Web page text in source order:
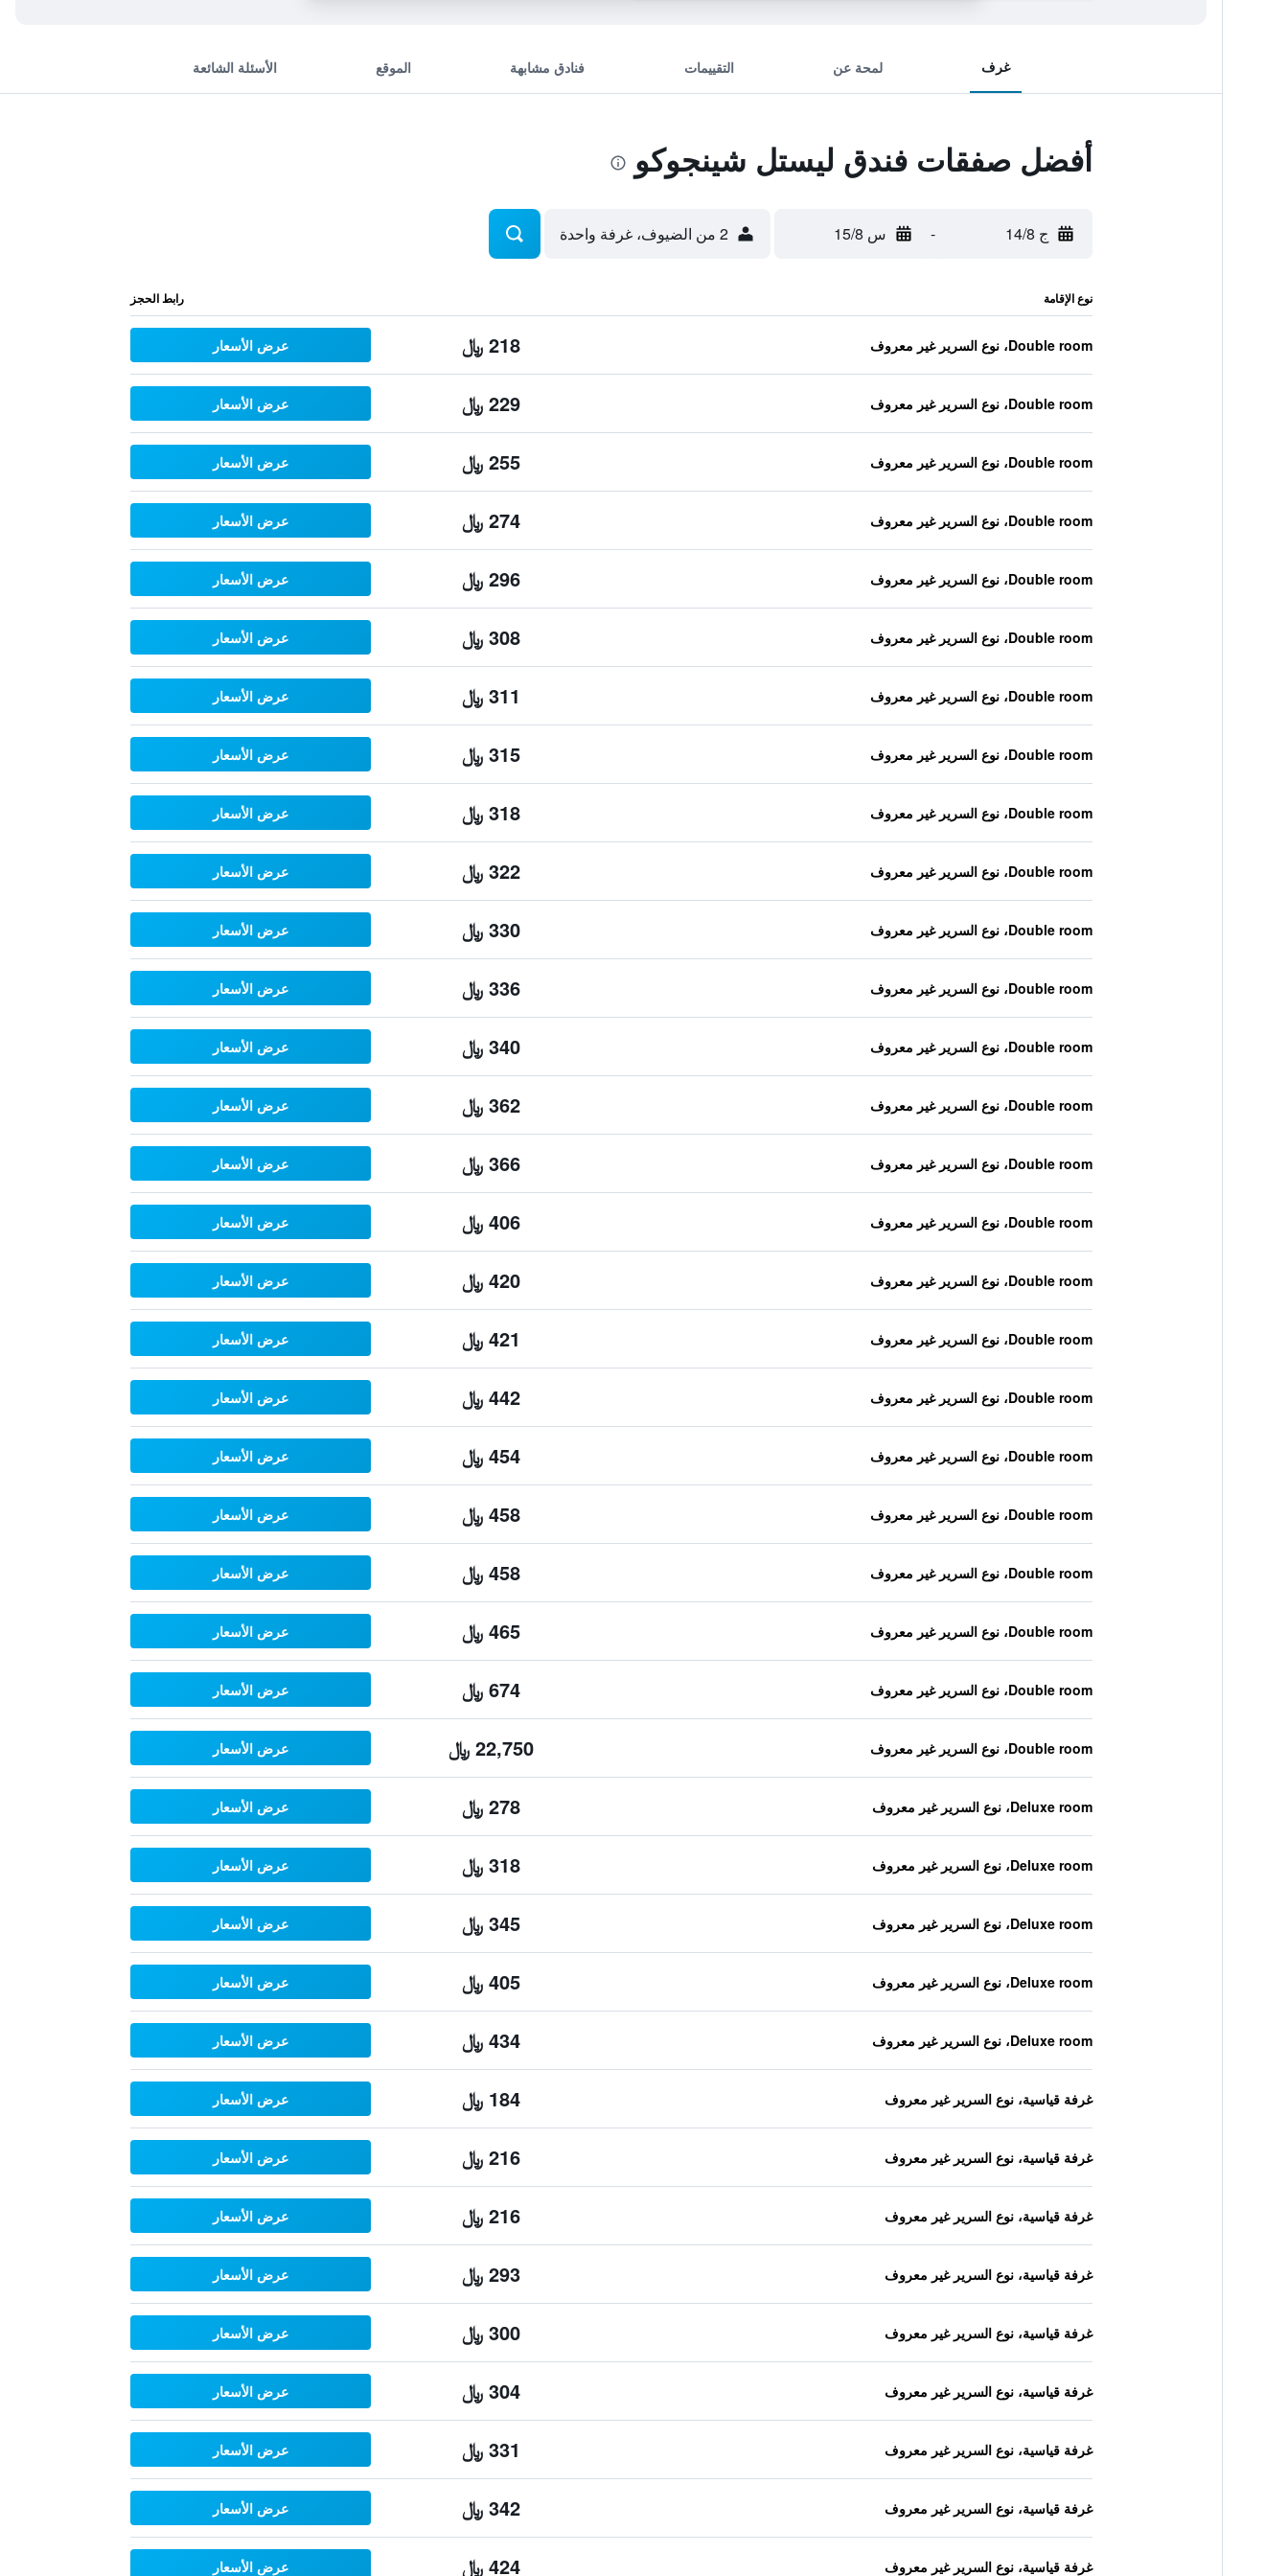
غرف لمحة عن التقييمات فنادق مشابهة الموقع الأسئلة الشائعة
أفضل صفقات فندق ليستل شينجوكو
ج 14/8 - س 15/8 2 من الضيوف، غرفة واحدة
نوع الإقامة رابط الحجز
Double room، نوع السرير غير معروف 218 ﷼ عرض الأسعار
Double room، نوع السرير غير معروف 229 ﷼ عرض الأسعار
Double room، نوع السرير غير معروف 255 ﷼ عرض الأسعار
Double room، نوع السرير غير معروف 274 ﷼ عرض الأسعار
Double room، نوع السرير غير معروف 296 ﷼ عرض الأسعار
Double room، نوع السرير غير معروف 308 ﷼ عرض الأسعار
Double room، نوع السرير غير معروف 311 ﷼ عرض الأسعار
Double room، نوع السرير غير معروف 315 ﷼ عرض الأسعار
Double room، نوع السرير غير معروف 318 ﷼ عرض الأسعار
Double room، نوع السرير غير معروف 322 ﷼ عرض الأسعار
Double room، نوع السرير غير معروف 330 ﷼ عرض الأسعار
Double room، نوع السرير غير معروف 336 ﷼ عرض الأسعار
Double room، نوع السرير غير معروف 340 ﷼ عرض الأسعار
Double room، نوع السرير غير معروف 362 ﷼ عرض الأسعار
Double room، نوع السرير غير معروف 366 ﷼ عرض الأسعار
Double room، نوع السرير غير معروف 406 ﷼ عرض الأسعار
Double room، نوع السرير غير معروف 420 ﷼ عرض الأسعار
Double room، نوع السرير غير معروف 421 ﷼ عرض الأسعار
Double room، نوع السرير غير معروف 442 ﷼ عرض الأسعار
Double room، نوع السرير غير معروف 454 ﷼ عرض الأسعار
Double room، نوع السرير غير معروف 458 ﷼ عرض الأسعار
Double room، نوع السرير غير معروف 458 ﷼ عرض الأسعار
Double room، نوع السرير غير معروف 465 ﷼ عرض الأسعار
Double room، نوع السرير غير معروف 674 ﷼ عرض الأسعار
Double room، نوع السرير غير معروف 22,750 ﷼ عرض الأسعار
Deluxe room، نوع السرير غير معروف 278 ﷼ عرض الأسعار
Deluxe room، نوع السرير غير معروف 318 ﷼ عرض الأسعار
Deluxe room، نوع السرير غير معروف 345 ﷼ عرض الأسعار
Deluxe room، نوع السرير غير معروف 405 ﷼ عرض الأسعار
Deluxe room، نوع السرير غير معروف 434 ﷼ عرض الأسعار
غرفة قياسية، نوع السرير غير معروف 184 ﷼ عرض الأسعار
غرفة قياسية، نوع السرير غير معروف 216 ﷼ عرض الأسعار
غرفة قياسية، نوع السرير غير معروف 216 ﷼ عرض الأسعار
غرفة قياسية، نوع السرير غير معروف 293 ﷼ عرض الأسعار
غرفة قياسية، نوع السرير غير معروف 300 ﷼ عرض الأسعار
غرفة قياسية، نوع السرير غير معروف 304 ﷼ عرض الأسعار
غرفة قياسية، نوع السرير غير معروف 331 ﷼ عرض الأسعار
غرفة قياسية، نوع السرير غير معروف 342 ﷼ عرض الأسعار
غرفة قياسية، نوع السرير غير معروف 424 ﷼ عرض الأسعار